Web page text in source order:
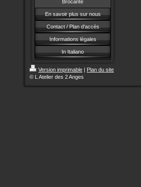
Brocante
En savoir plus sur nous
Contact / Plan d'accès
Informations légales
In Italiano
Version imprimable | Plan du site
© L Atelier des 2 Anges